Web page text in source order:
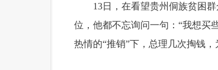
13日，在看望贵州侗族贫困
位，他都不忘询问一句：“我想买
热情的“推销”下，总理几次掏钱